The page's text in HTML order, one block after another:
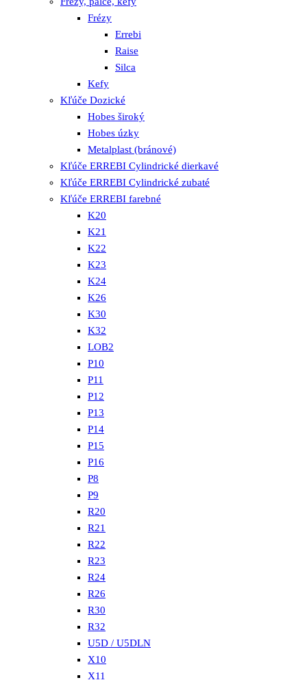
Frézy
Errebi
Raise
Silca
Kefy
Kľúče Dozické
Hobes široký
Hobes úzky
Metalplast (bránové)
Kľúče ERREBI Cylindrické dierkavé
Kľúče ERREBI Cylindrické zubaté
Kľúče ERREBI farebné
K20
K21
K22
K23
K24
K26
K30
K32
LOB2
P10
P11
P12
P13
P14
P15
P16
P8
P9
R20
R21
R22
R23
R24
R26
R30
R32
U5D / U5DLN
X10
X11